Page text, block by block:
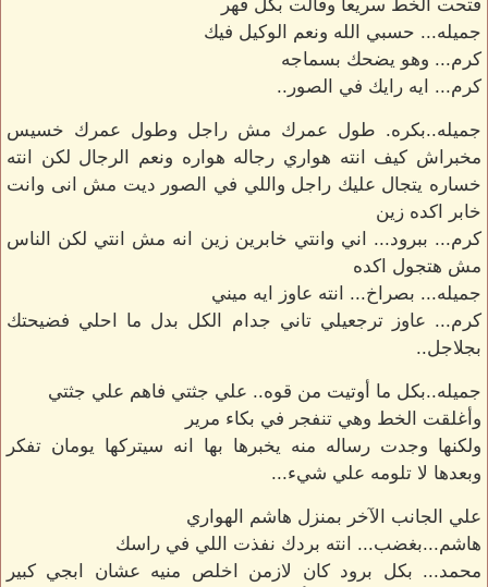
فتحت الخط سريعا وقالت بكل قهر
جميله... حسبي الله ونعم الوكيل فيك
كرم... وهو يضحك بسماجه
كرم... ايه رايك في الصور..
جميله..بكره. طول عمرك مش راجل وطول عمرك خسيس
مخبراش كيف انته هواري رجاله هواره ونعم الرجال لكن انته
خساره يتجال عليك راجل واللي في الصور ديت مش انى وانت
خابر اكده زين
كرم... ببرود... اني وانتي خابرين زين انه مش انتي لكن الناس
مش هتجول اكده
جميله... بصراخ... انته عاوز ايه ميني
كرم... عاوز ترجعيلي تاني جدام الكل بدل ما احلي فضيحتك
بجلاجل..
جميله..بكل ما أوتيت من قوه.. علي جثتي فاهم علي جثتي
وأغلقت الخط وهي تنفجر في بكاء مرير
ولكنها وجدت رساله منه يخبرها بها انه سيتركها يومان تفكر
وبعدها لا تلومه علي شيء...
علي الجانب الآخر بمنزل هاشم الهواري
هاشم...بغضب... انته بردك نفذت اللي في راسك
محمد... بكل برود كان لازمن اخلص منيه عشان ابجي كبير